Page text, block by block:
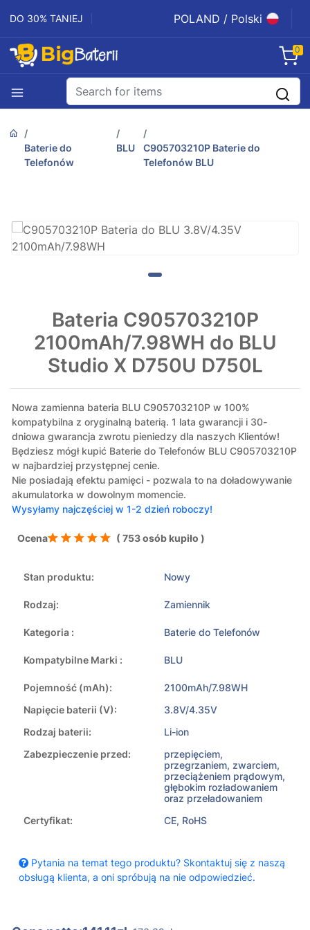
DO 30% TANIEJ POLAND / Polski
0
Baterie do
Telefonów
BLU
C905703210P Baterie do
Telefonów BLU
Bateria C905703210P
2100mAh/7.98WH do BLU
Studio X D750U D750L
Nowa zamienna bateria BLU C905703210P w 100%
kompatybilna z oryginalną baterią. 1 lata gwarancji i 30-
dniowa gwarancja zwrotu pieniedzy dla naszych Klientów!
Będziesz mógł kupić Baterie do Telefonów BLU C905703210P
w najbardziej przystępnej cenie.
Nie posiadają efektu pamięci - pozwala to na doładowywanie
akumulatorka w dowolnym momencie.
Wysyłamy najczęściej w 1-2 dzień roboczy!
Ocena ( 753 osób kupiło )
Stan produktu: Nowy
Rodzaj: Zamiennik
Kategoria : Baterie do Telefonów
Kompatybilne Marki : BLU
Pojemność (mAh):
2100mAh/7.98WH
Napięcie baterii (V):
3.8V/4.35V
Rodzaj baterii:
Li-ion
Zabezpieczenie przed:
przepięciem,
przegrzaniem, zwarciem,
przeciążeniem prądowym,
głębokim rozładowaniem
oraz przeładowaniem
Certyfikat:
CE, RoHS
Pytania na temat tego produktu? Skontaktuj się z naszą
obsługą klienta, a oni spróbują na nie odpowiedzieć.